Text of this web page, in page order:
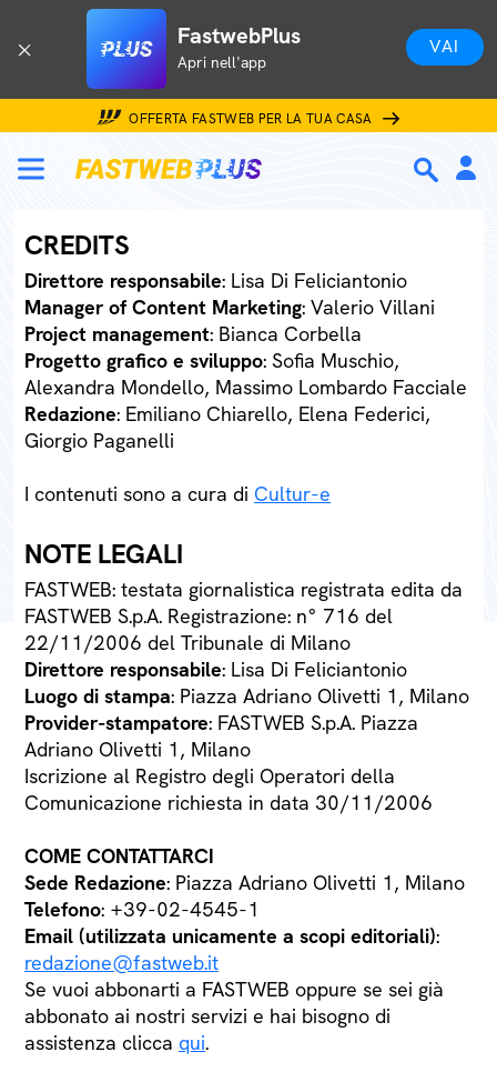
FastwebPlus
Apri nell'app
VAI
OFFERTA FASTWEB PER LA TUA CASA
CREDITS
Direttore responsabile: Lisa Di Feliciantonio
Manager of Content Marketing: Valerio Villani
Project management: Bianca Corbella
Progetto grafico e sviluppo: Sofia Muschio,
Alexandra Mondello, Massimo Lombardo Facciale
Redazione: Emiliano Chiarello, Elena Federici,
Giorgio Paganelli
I contenuti sono a cura di Cultur-e
NOTE LEGALI
FASTWEB: testata giornalistica registrata edita da
FASTWEB S.p.A. Registrazione: n° 716 del
22/11/2006 del Tribunale di Milano
Direttore responsabile: Lisa Di Feliciantonio
Luogo di stampa: Piazza Adriano Olivetti 1, Milano
Provider-stampatore: FASTWEB S.p.A. Piazza
Adriano Olivetti 1, Milano
Iscrizione al Registro degli Operatori della
Comunicazione richiesta in data 30/11/2006
COME CONTATTARCI
Sede Redazione: Piazza Adriano Olivetti 1, Milano
Telefono: +39-02-4545-1
Email (utilizzata unicamente a scopi editoriali):
redazione@fastweb.it
Se vuoi abbonarti a FASTWEB oppure se sei già
abbonato ai nostri servizi e hai bisogno di
assistenza clicca qui.